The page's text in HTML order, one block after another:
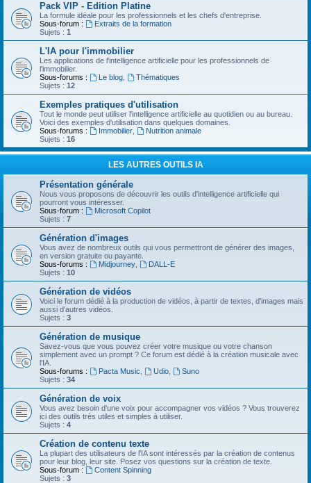
Pack VIP - Edition Platine
La formule idéale pour les professionnels et les chefs d'entreprise.
Sous-forum :
Extraits de la formation
Sujets : 1
L'IA pour l'immobilier
Les applications de l'intelligence artificielle pour les professionnels de
l'immobilier.
Sous-forums :
Le blog,
Thématiques
Sujets : 12
Exemples pratiques d'utilisation
Tout le monde peut utiliser l'intelligence artificielle au quotidien ou au bureau.
Voici des exemples d'utilisation dans quelques domaines.
Sous-forums :
Immobilier,
Nutrition animale
Sujets : 16
LES AUTRES OUTILS IA
Présentation générale
Nous vous proposons de découvrir les outils d'intelligence artificielle qui
pourront vous intéresser.
Sous-forum :
Microsoft Copilot
Sujets : 7
Génération d'images
Vous avez de nombreux outils qui vous permettront de générer des images,
en version gratuite ou payante.
Sous-forums :
Midjourney,
DALL-E
Sujets : 10
Génération de vidéos
Voici le forum dédié à la production de vidéos, à partir de textes, d'images mais
aussi d'autres vidéos.
Sujets : 3
Génération de musique
Savez-vous que vous pouvez créer votre musique ou votre chanson
simplement avec un prompt ? Ce forum est dédié à la création musicale avec
l'IA.
Sous-forums :
Pacta Music Udio,
Suno
Sujets : 34
Génération de voix
Vous avez besoin d'une voix pour accompagner vos vidéos ? Vous trouverez
ici des outils très utiles et simples à utiliser.
Sujets : 4
Création de contenu texte
La plupart des utilisateurs de l'IA sont intéressés par la création de contenus
pour leur blog, leur site. Posez vos questions sur la création de texte.
Sous-forum :
Content Spinning
Sujets : 3